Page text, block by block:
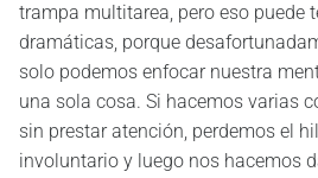
trampa multitarea, pero eso puede
dramáticas, porque
solo podemos enfocar nuestra
una sola cosa. Si hacemos varias
sin prestar atención, perdemos el
involuntario y luego nos hacemos